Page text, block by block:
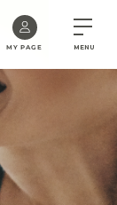
MY PAGE MENU